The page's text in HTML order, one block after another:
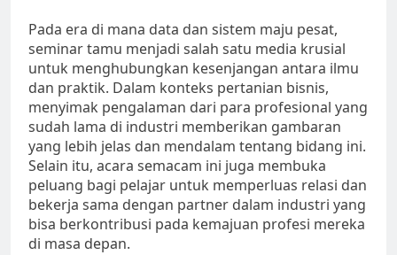
Pada era di mana data dan sistem maju pesat,
seminar tamu menjadi salah satu media krusial
untuk menghubungkan kesenjangan antara ilmu
dan praktik. Dalam konteks pertanian bisnis,
menyimak pengalaman dari para profesional yang
sudah lama di industri memberikan gambaran
yang lebih jelas dan mendalam tentang bidang ini.
Selain itu, acara semacam ini juga membuka
peluang bagi pelajar untuk memperluas relasi dan
bekerja sama dengan partner dalam industri yang
bisa berkontribusi pada kemajuan profesi mereka
di masa depan.